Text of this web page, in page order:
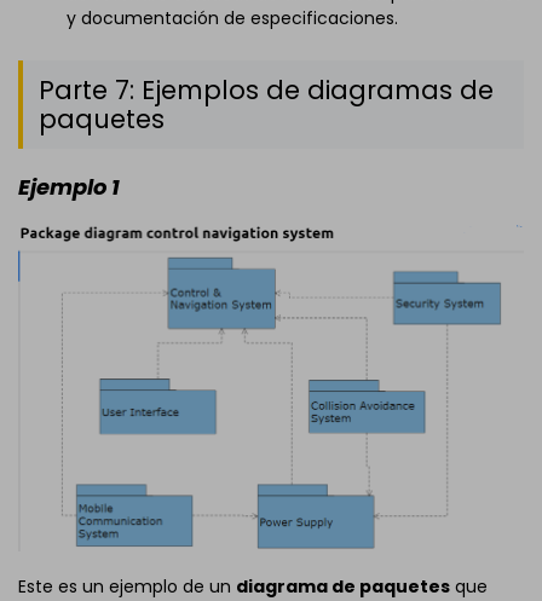
y documentación de especificaciones.
Parte 7: Ejemplos de diagramas de
paquetes
Ejemplo 1
Este es un ejemplo de un diagrama de paquetes que